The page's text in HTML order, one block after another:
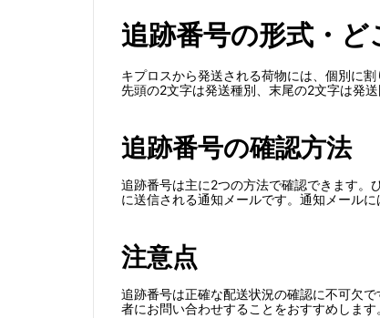
追跡番号の形式・ど
キプロスから発送される荷物には、個別に
先頭の2文字は発送種別、末尾の2文字は発送
追跡番号の確認方法
追跡番号は主に2つの方法で確認できます。
に送信される通知メールです。通知メール
注意点
追跡番号は正確な配送状況の確認に不可欠
者にお問い合わせすることをおすすめします